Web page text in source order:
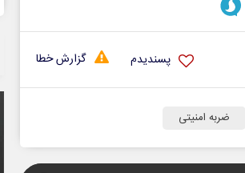
گزارش خطا پسندیدم
ضربه امنیتی